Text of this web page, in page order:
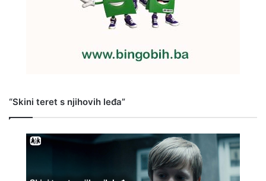
“Skini teret s njihovih leđa”